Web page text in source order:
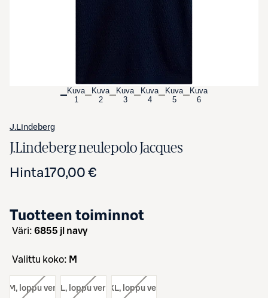
Kuva
1
Kuva
2
Kuva
3
Kuva
4
Kuva
5
Kuva
6
J.Lindeberg
J.Lindeberg neulepolo Jacques
Hinta170,00 €
Tuotteen toiminnot
väri: 6855 jl navy
Valittu koko: M
M, loppu verkosta
koko: L, loppu verkosta
koko: XL, loppu verkosta